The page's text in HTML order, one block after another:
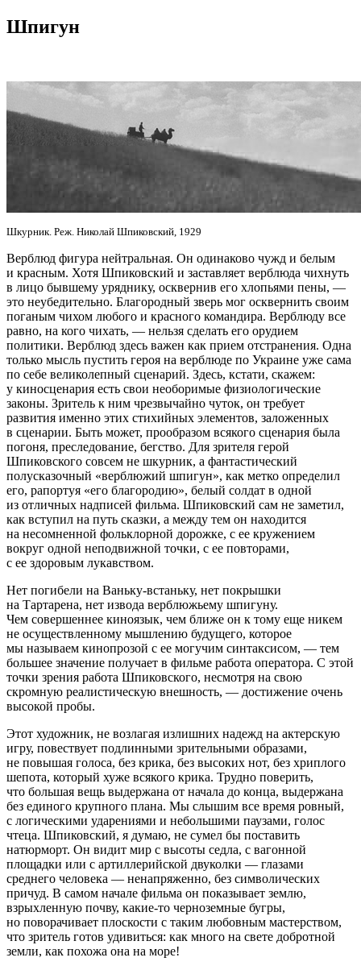
Шпигун
Шкурник. Реж. Николай Шпиковский, 1929
Верблюд фигура нейтральная. Он одинаково чужд и белым
и красным. Хотя Шпиковский и заставляет верблюда чихнуть
в лицо бывшему уряднику, осквернив его хлопьями пены, —
это неубедительно. Благородный зверь мог осквернить своим
поганым чихом любого и красного командира. Верблюду все
равно, на кого чихать, — нельзя сделать его орудием
политики. Верблюд здесь важен как прием отстранения. Одна
только мысль пустить героя на верблюде по Украине уже сама
по себе великолепный сценарий. Здесь, кстати, скажем:
у киносценария есть свои необоримые физиологические
законы. Зритель к ним чрезвычайно чуток, он требует
развития именно этих стихийных элементов, заложенных
в сценарии. Быть может, прообразом всякого сценария была
погоня, преследование, бегство. Для зрителя герой
Шпиковского совсем не шкурник, а фантастический
полусказочный «верблюжий шпигун», как метко определил
его, рапортуя «его благородию», белый солдат в одной
из отличных надписей фильма. Шпиковский сам не заметил,
как вступил на путь сказки, а между тем он находится
на несомненной фольклорной дорожке, с ее кружением
вокруг одной неподвижной точки, с ее повторами,
с ее здоровым лукавством.
Нет погибели на Ваньку-встаньку, нет покрышки
на Тартарена, нет извода верблюжьему шпигуну.
Чем совершеннее киноязык, чем ближе он к тому еще никем
не осуществленному мышлению будущего, которое
мы называем кинопрозой с ее могучим синтаксисом, — тем
большее значение получает в фильме работа оператора. С этой
точки зрения работа Шпиковского, несмотря на свою
скромную реалистическую внешность, — достижение очень
высокой пробы.
Этот художник, не возлагая излишних надежд на актерскую
игру, повествует подлинными зрительными образами,
не повышая голоса, без крика, без высоких нот, без хриплого
шепота, который хуже всякого крика. Трудно поверить,
что большая вещь выдержана от начала до конца, выдержана
без единого крупного плана. Мы слышим все время ровный,
с логическими ударениями и небольшими паузами, голос
чтеца. Шпиковский, я думаю, не сумел бы поставить
натюрморт. Он видит мир с высоты седла, с вагонной
площадки или с артиллерийской двуколки — глазами
среднего человека — ненапряженно, без символических
причуд. В самом начале фильма он показывает землю,
взрыхленную почву, какие-то черноземные бугры,
но поворачивает плоскости с таким любовным мастерством,
что зритель готов удивиться: как много на свете добротной
земли, как похожа она на море!